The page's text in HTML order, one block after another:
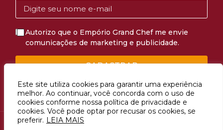
Este site utiliza cookies para garantir uma experiência
melhor. Ao continuar, você concorda com o uso de
cookies conforme nossa política de privacidade e
cookies. Você pode optar por recusar os cookies, se
preferir. LEIA MAIS
Autorizo que o Empório Grand Chef me envie
comunicações de marketing e publicidade.
CADASTRAR